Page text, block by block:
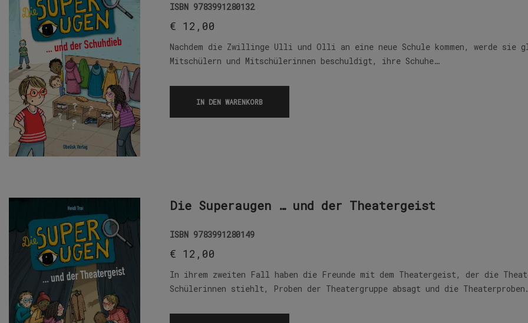
ISBN 9783991280132
€ 12,00
Nachdem die Zwillinge Ulli und Olli an eine neue Schule kommen, werde sie
Mitschülern und Mitschülerinnen beschuldigt, ihre Schuhe…
IN DEN WARENKORB
Die Superaugen … und der Theatergeist
ISBN 9783991280149
€ 12,00
In ihrem zweiten Fall haben die Freunde mit dem Theatergeist, der die
Schülerinnen stiehlt, Proben der Theatergruppe absagt und die